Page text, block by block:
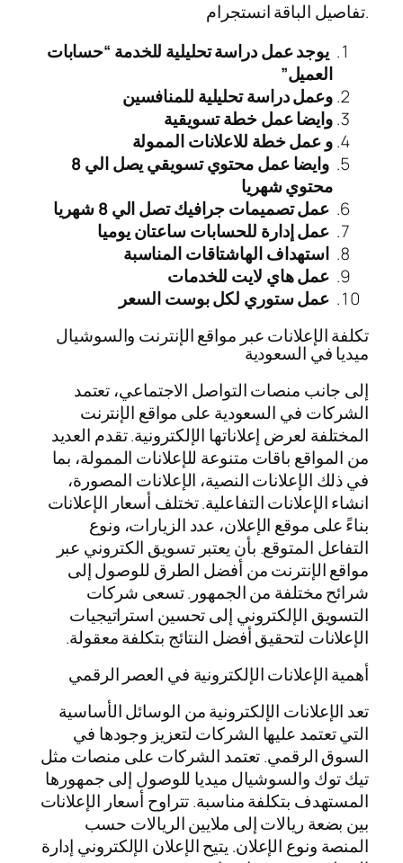
.تفاصيل الباقة انستجرام
يوجد عمل دراسة تحليلية للخدمة “حسابات
العميل”
وعمل دراسة تحليلية للمنافسين
وايضا عمل خطة تسويقية
و عمل خطة للاعلانات الممولة
وايضا عمل محتوي تسويقي يصل الي 8
محتوي شهريا
عمل تصميمات جرافيك تصل الي 8 شهريا
عمل إدارة للحسابات ساعتان يوميا
استهداف الهاشتاقات المناسبة
عمل هاي لايت للخدمات
عمل ستوري لكل بوست السعر
تكلفة الإعلانات عبر مواقع الإنترنت والسوشيال
ميديا في السعودية
إلى جانب منصات التواصل الاجتماعي، تعتمد
الشركات في السعودية على مواقع الإنترنت
المختلفة لعرض إعلاناتها الإلكترونية. تقدم العديد
من المواقع باقات متنوعة للإعلانات الممولة، بما
في ذلك الإعلانات النصية، الإعلانات المصورة،
انشاء الإعلانات التفاعلية. تختلف أسعار الإعلانات
بناءً على موقع الإعلان، عدد الزيارات، ونوع
التفاعل المتوقع. بأن يعتبر تسويق الكتروني عبر
مواقع الإنترنت من أفضل الطرق للوصول إلى
شرائح مختلفة من الجمهور. تسعى شركات
التسويق الإلكتروني إلى تحسين استراتيجيات
الإعلانات لتحقيق أفضل النتائج بتكلفة معقولة.
أهمية الإعلانات الإلكترونية في العصر الرقمي
تعد الإعلانات الإلكترونية من الوسائل الأساسية
التي تعتمد عليها الشركات لتعزيز وجودها في
السوق الرقمي. تعتمد الشركات على منصات مثل
تيك توك والسوشيال ميديا للوصول إلى جمهورها
المستهدف بتكلفة مناسبة. تتراوح أسعار الإعلانات
بين بضعة ريالات إلى ملايين الريالات حسب
المنصة ونوع الإعلان. يتيح الإعلان الإلكتروني إدارة